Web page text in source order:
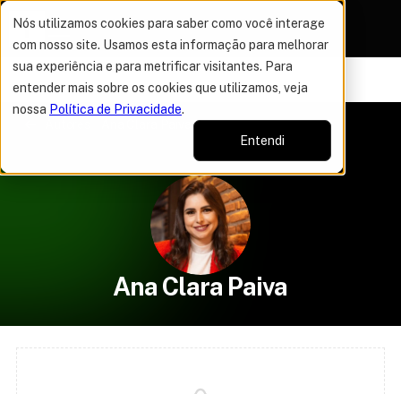
Nós utilizamos cookies para saber como você interage
com nosso site. Usamos esta informação para melhorar
sua experiência e para metrificar visitantes. Para
entender mais sobre os cookies que utilizamos, veja
nossa Política de Privacidade.
Entendi
ANO VAGAS POR TEMPO LIMITADO
16% 50% OFF EM
Ana Clara Paiva